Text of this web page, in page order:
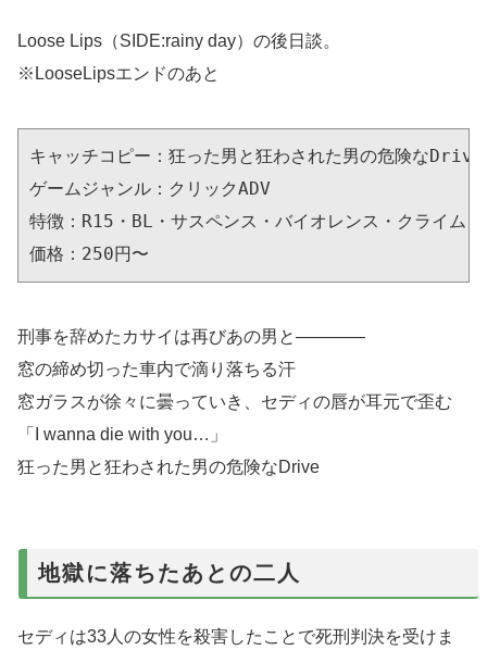
Loose Lips（SIDE:rainy day）の後日談。
※LooseLipsエンドのあと
キャッチコピー：狂った男と狂わされた男の危険なDrive
ゲームジャンル：クリックADV
特徴：R15・BL・サスペンス・バイオレンス・クライム
価格：250円〜
刑事を辞めたカサイは再びあの男と――――
窓の締め切った車内で滴り落ちる汗
窓ガラスが徐々に曇っていき、セディの唇が耳元で歪む
「I wanna die with you…」
狂った男と狂わされた男の危険なDrive
地獄に落ちたあとの二人
セディは33人の女性を殺害したことで死刑判決を受けま